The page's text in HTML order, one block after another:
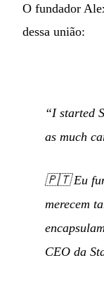
O fundador
dessa união:
“I started
as much
🇵🇹Eu
merecem
CEO da